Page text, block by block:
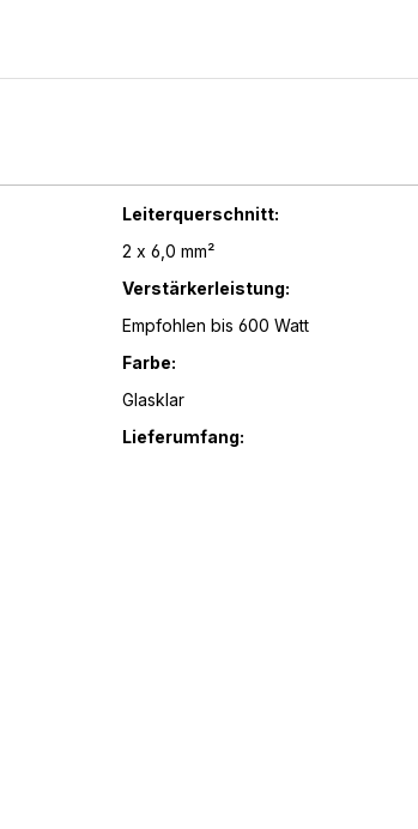
Leiterquerschnitt:
2 x 6,0 mm²
Verstärkerleistung:
Empfohlen bis 600 Watt
Farbe:
Glasklar
Lieferumfang: